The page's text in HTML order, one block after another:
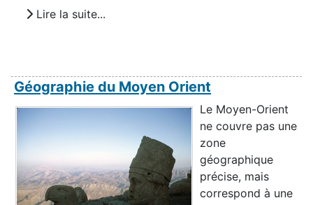
Lire la suite...
Géographie du Moyen Orient
Le Moyen-Orient
ne couvre pas une
zone
géographique
précise, mais
correspond à une